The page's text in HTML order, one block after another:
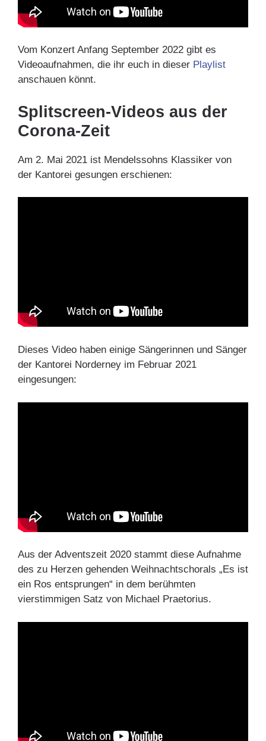
Vom Konzert Anfang September 2022 gibt es
Videoaufnahmen, die ihr euch in dieser Playlist
anschauen könnt.
Splitscreen-Videos aus der
Corona-Zeit
Am 2. Mai 2021 ist Mendelssohns Klassiker von
der Kantorei gesungen erschienen:
Dieses Video haben einige Sängerinnen und Sänger
der Kantorei Norderney im Februar 2021
eingesungen:
Aus der Adventszeit 2020 stammt diese Aufnahme
des zu Herzen gehenden Weihnachtschorals „Es ist
ein Ros entsprungen“ in dem berühmten
vierstimmigen Satz von Michael Praetorius.